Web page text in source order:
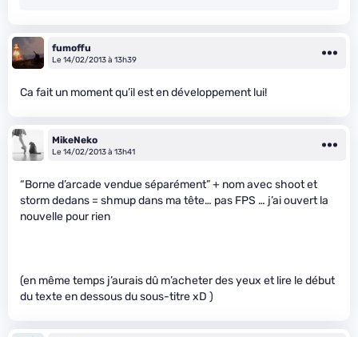
fumoffu
Le 14/02/2013 à 13h39
Ca fait un moment qu’il est en développement lui!
MikeNeko
Le 14/02/2013 à 13h41
“Borne d’arcade vendue séparément” + nom avec shoot et
storm dedans = shmup dans ma tête… pas FPS … j’ai ouvert la
nouvelle pour rien
(en même temps j’aurais dû m’acheter des yeux et lire le début
du texte en dessous du sous-titre xD )